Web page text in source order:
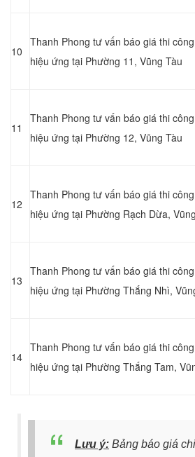
10
Thanh Phong tư vấn báo giá thi
hiệu ứng tại Phường 11, Vũng Tàu
11
Thanh Phong tư vấn báo giá thi
hiệu ứng tại Phường 12, Vũng Tàu
12
Thanh Phong tư vấn báo giá thi
hiệu ứng tại Phường Rạch Dừa,
13
Thanh Phong tư vấn báo giá thi
hiệu ứng tại Phường Thắng Nhì,
14
Thanh Phong tư vấn báo giá thi
hiệu ứng tại Phường Thắng Tam,
Lưu ý: Bảng báo giá